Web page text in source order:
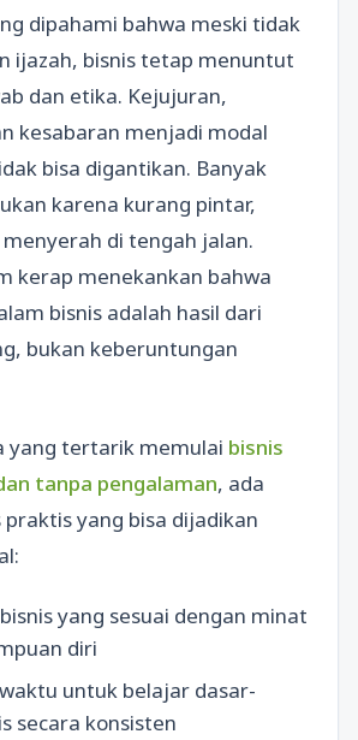
dipahami bahwa meski tidak
ijazah, bisnis tetap menuntut
dan etika. Kejujuran,
kesabaran menjadi modal
bisa digantikan. Banyak
karena kurang pintar,
di tengah jalan.
kerap menekankan bahwa
bisnis adalah hasil dari
bukan keberuntungan
yang tertarik memulai bisnis
tanpa pengalaman, ada
yang bisa dijadikan
yang sesuai dengan minat
diri
untuk belajar dasar-
secara konsisten